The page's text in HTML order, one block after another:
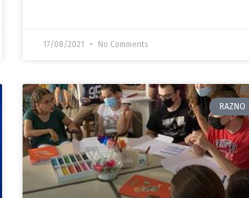
17/08/2021 No Comments
RAZNO